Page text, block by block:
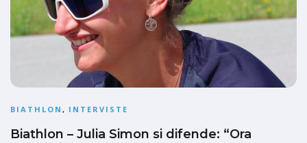
BIATHLON , INTERVISTE
Biathlon – Julia Simon si difende: “Ora